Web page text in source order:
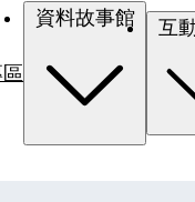
資料故事館